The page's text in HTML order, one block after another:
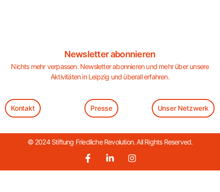
Newsletter abonnieren
Nichts mehr verpassen. Newsletter abonnieren und mehr über unsere
Aktivitäten in Leipzig und überall erfahren.
Kontakt Presse Unser Netzwerk
© 2024 Stiftung Friedliche Revolution. All Rights Reserved.